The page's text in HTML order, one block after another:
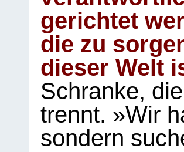
gerichtet
die zu
dieser Welt
Schranke,
trennt. »Wir
sondern